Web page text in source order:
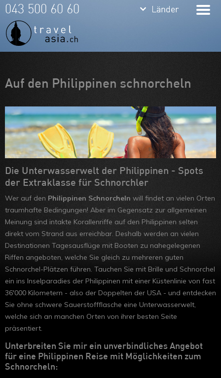
Über uns
Feedbacks
Kontakt
ARVB
keyboard_arrow_down Länder
Vietnam
Laos
Kambodscha
Burma
Philippinen
Malaysia
Singapore
Hongkong
keyboard_arrow_down Länder
043 500 60 60
Auf den Philippinen schnorcheln
Die Unterwasserwelt der Philippinen - Spots
der Extraklasse für Schnorchler
Wer auf den Philippinen Schnorcheln will findet an vielen Orten
traumhafte Bedingungen! Aber im Gegensatz zur allgemeinen
Meinung sind intakte Korallenriffe auf den Philippinen selten
direkt vom Strand aus erreichbar. Deshalb werden an vielen
Destinationen Tagesausflüge mit Booten zu nahegelegenen
Riffen angeboten, welche Sie gleich zu mehreren guten
Schnorchel-Plätzen führen. Tauchen Sie mit Brille und Schnorchel
ein ins Inselparadies der Philippinen mit einer Küstenlinie von fast
36'000 Kilometern - also der Doppelten der USA - und entdecken
Sie ohne schwere Sauerstoffflasche eine Unterwasserwelt,
welche sich an manchen Orten von ihrer besten Seite
präsentiert.
Unterbreiten Sie mir ein unverbindliches Angebot
für eine Philippinen Reise mit Möglichkeiten zum
Schnorcheln: